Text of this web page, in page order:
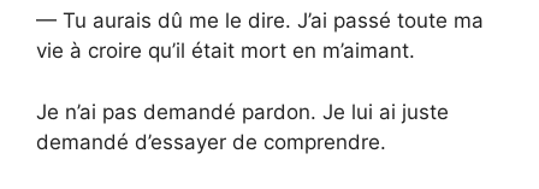
— Tu aurais dû me le dire. J’ai passé toute ma
vie à croire qu’il était mort en m’aimant.
Je n’ai pas demandé pardon. Je lui ai juste
demandé d’essayer de comprendre.